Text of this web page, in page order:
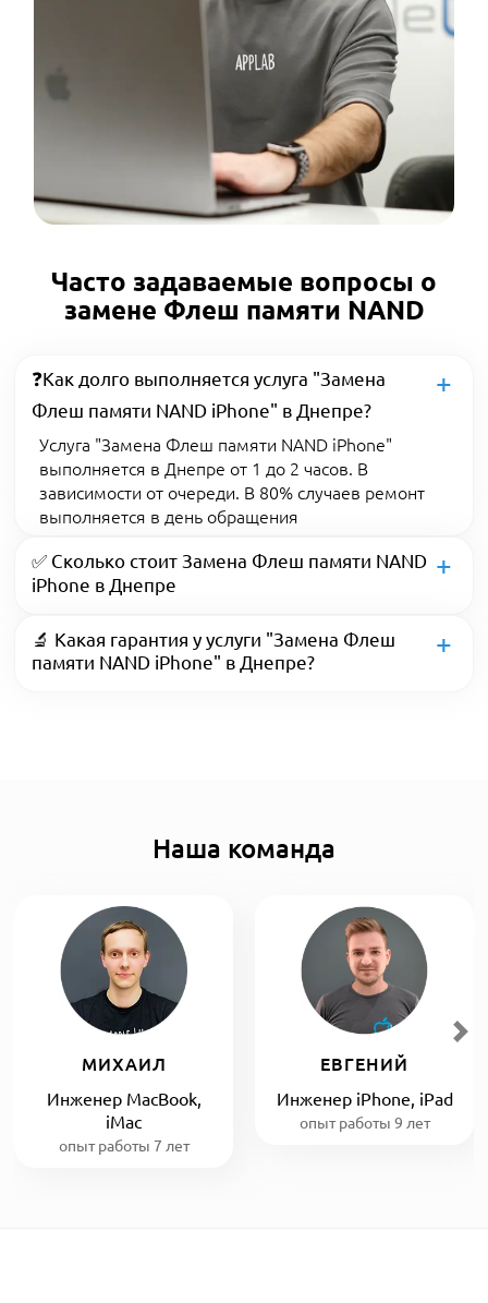
Часто задаваемые вопросы о
замене Флеш памяти NAND
❓Как долго выполняется услуга "Замена
Флеш памяти NAND iPhone" в Днепре?
Услуга "Замена Флеш памяти NAND iPhone"
выполняется в Днепре от 1 до 2 часов. В
зависимости от очереди. В 80% случаев ремонт
выполняется в день обращения
✅ Сколько стоит Замена Флеш памяти NAND
iPhone в Днепре
🔬 Какая гарантия у услуги "Замена Флеш
памяти NAND iPhone" в Днепре?
Наша команда
МИХАИЛ
Инженер MacBook,
iMac
опыт работы 7 лет
ЕВГЕНИЙ
Инженер iPhone, iPad
опыт работы 9 лет